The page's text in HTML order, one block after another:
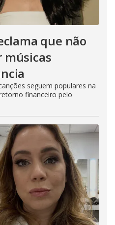
que não
músicas
seguem populares na
financeiro pelo